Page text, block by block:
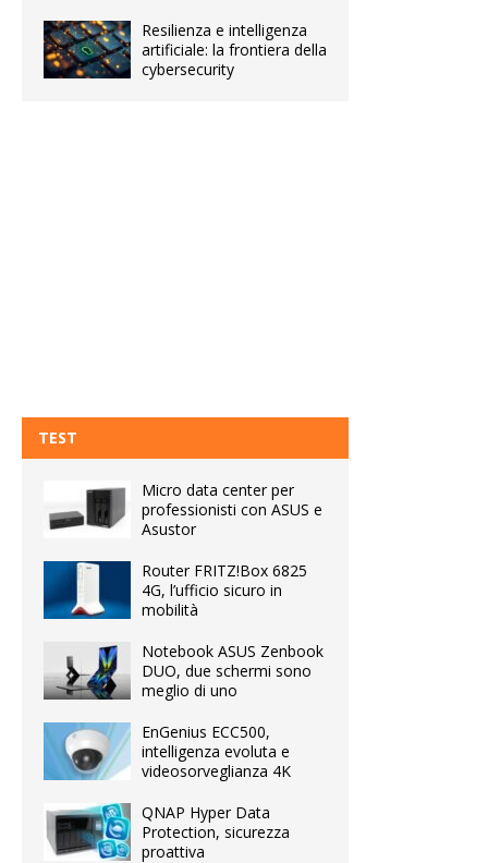
Resilienza e intelligenza
artificiale: la frontiera della
cybersecurity
TEST
Micro data center per
professionisti con ASUS e
Asustor
Router FRITZ!Box 6825
4G, l’ufficio sicuro in
mobilità
Notebook ASUS Zenbook
DUO, due schermi sono
meglio di uno
EnGenius ECC500,
intelligenza evoluta e
videosorveglianza 4K
QNAP Hyper Data
Protection, sicurezza
proattiva